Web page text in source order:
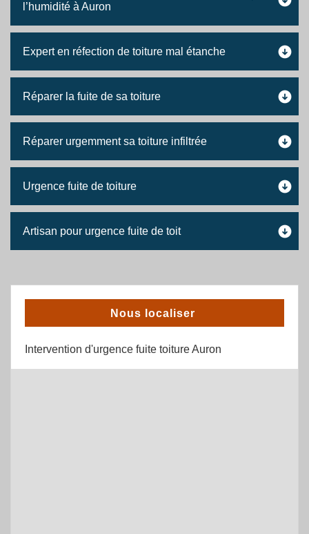
l’humidité à Auron
Expert en réfection de toiture mal étanche
Réparer la fuite de sa toiture
Réparer urgemment sa toiture infiltrée
Urgence fuite de toiture
Artisan pour urgence fuite de toit
Nous localiser
Intervention d'urgence fuite toiture Auron